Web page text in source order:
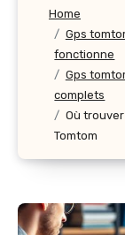
Home
Gps
fonctionne
Gps
complets
Où
Tomtom